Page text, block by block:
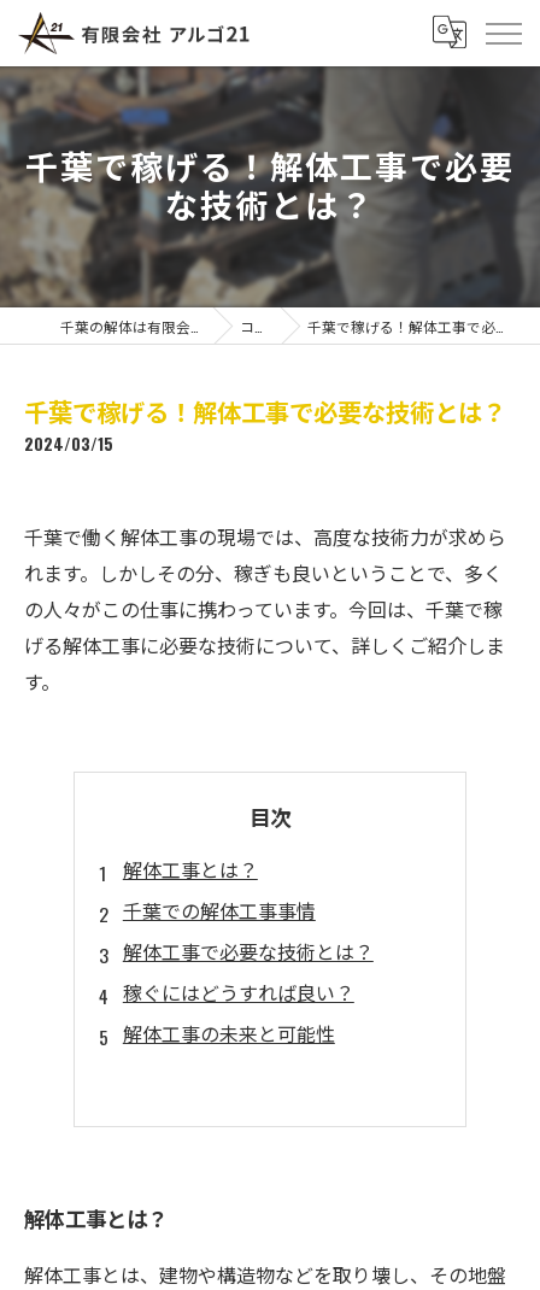
千葉で稼げる！解体工事で必要
な技術とは？
コラム 千葉で稼げる！解体工事で必要な技術とは？
千葉で稼げる！解体工事で必要な技術とは？
2024/03/15
千葉で働く解体工事の現場では、高度な技術力が求めら
れます。しかしその分、稼ぎも良いということで、多く
の人々がこの仕事に携わっています。今回は、千葉で稼
げる解体工事に必要な技術について、詳しくご紹介しま
す。
目次
解体工事とは？
千葉での解体工事事情
解体工事で必要な技術とは？
稼ぐにはどうすれば良い？
解体工事の未来と可能性
解体工事とは？
解体工事とは、建物や構造物などを取り壊し、その地盤